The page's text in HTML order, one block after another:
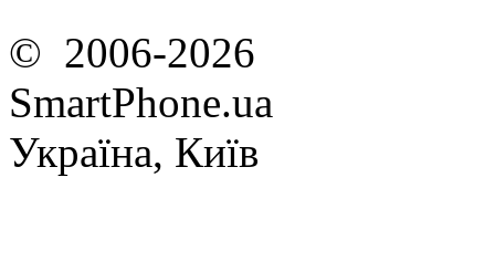
© 2006-2026
SmartPhone.ua
Україна, Київ